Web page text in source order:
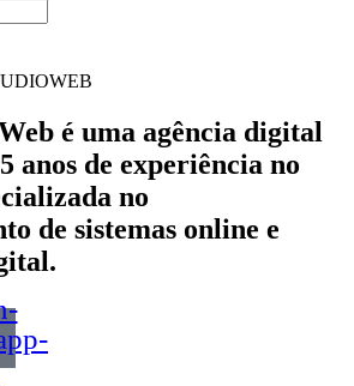
é uma agência digital
anos de experiência no
no
de sistemas online e